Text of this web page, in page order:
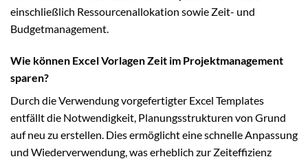
einschließlich Ressourcenallokation sowie Zeit- und
Budgetmanagement.
Wie können Excel Vorlagen Zeit im Projektmanagement
sparen?
Durch die Verwendung vorgefertigter Excel Templates
entfällt die Notwendigkeit, Planungsstrukturen von Grund
auf neu zu erstellen. Dies ermöglicht eine schnelle Anpassung
und Wiederverwendung, was erheblich zur Zeiteffizienz